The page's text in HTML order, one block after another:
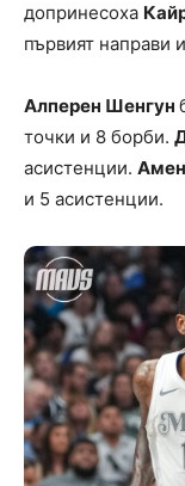
допринесоха
първият направи
Алперен Шенгун
точки и 8 борби.
асистенции.
и 5 асистенции.